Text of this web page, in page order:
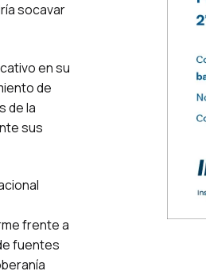
socavar
en su
de
de la
sus
frente a
fuentes